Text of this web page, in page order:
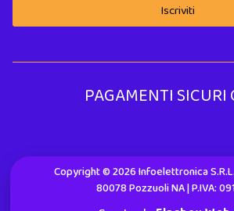
Iscriviti
PAGAMENTI SICURI
Copyright © 2026 Infoelettronica S.r.l.
80078 Pozzuoli NA | P.IVA: